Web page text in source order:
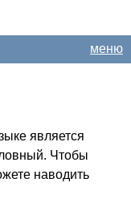
меню
является
Чтобы
наводить